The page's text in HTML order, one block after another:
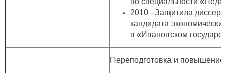
по специальности
2010 - Защитила
кандидата
в «Ивановском
Переподготовка и